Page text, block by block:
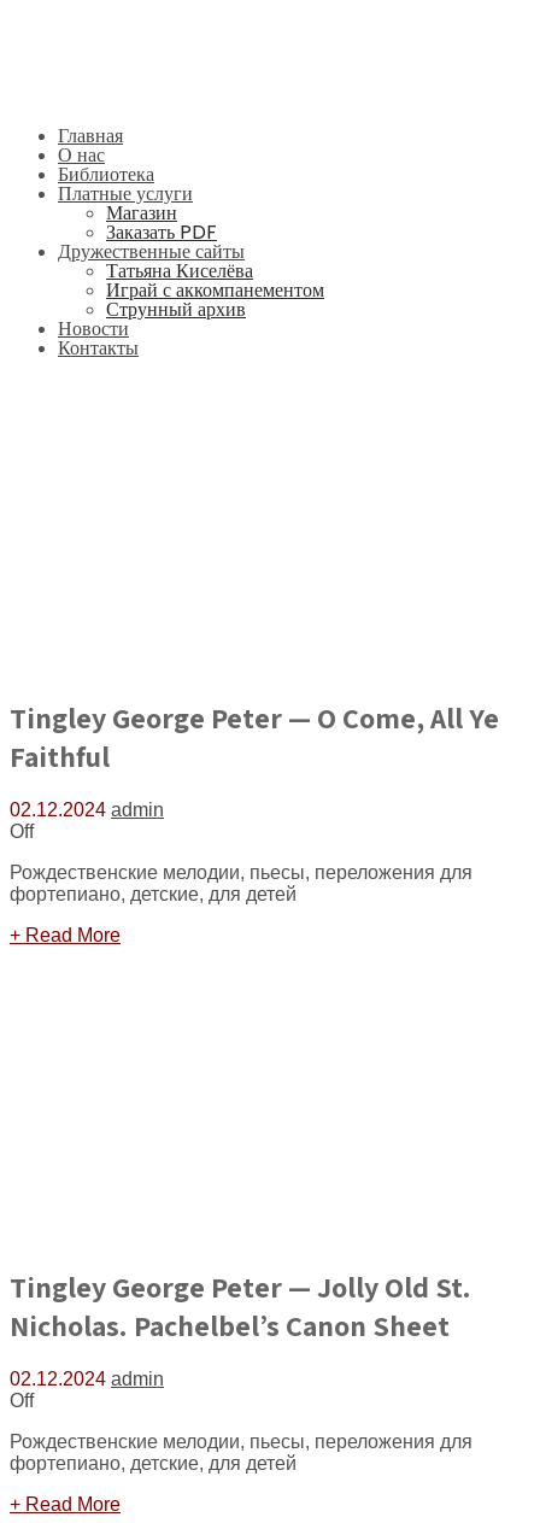
Главная
О нас
Библиотека
Платные услуги
Магазин
Заказать PDF
Дружественные сайты
Татьяна Киселёва
Играй с аккомпанементом
Струнный архив
Новости
Контакты
Tingley George Peter — O Come, All Ye
Faithful
02.12.2024 admin
Off
Рождественские мелодии, пьесы, переложения для
фортепиано, детские, для детей
+ Read More
Tingley George Peter — Jolly Old St.
Nicholas. Pachelbel’s Canon Sheet
02.12.2024 admin
Off
Рождественские мелодии, пьесы, переложения для
фортепиано, детские, для детей
+ Read More